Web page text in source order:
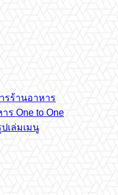
รร้านอาหาร
ร One to One
เล่มเมนู